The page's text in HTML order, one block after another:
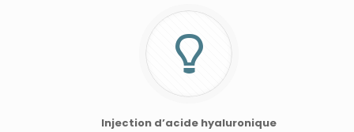
Injection d’acide hyaluronique